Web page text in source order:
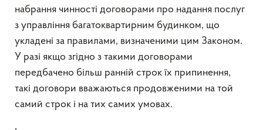
набрання чинності договорами про надання послуг
з управління багатоквартирним будинком, що
укладені за правилами, визначеними цим Законом.
У разі якщо згідно з такими договорами
передбачено більш ранній строк їх припинення,
такі договори вважаються продовженими на той
самий строк і на тих самих умовах.